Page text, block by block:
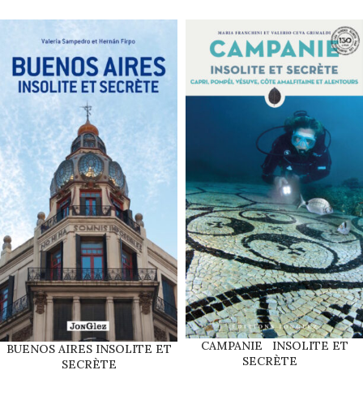
BUENOS AIRES INSOLITE ET
SECRÈTE
CAMPANIE INSOLITE ET
SECRÈTE